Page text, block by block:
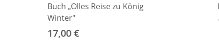
Buch „Olles Reise zu König
Winter"
17,00 €